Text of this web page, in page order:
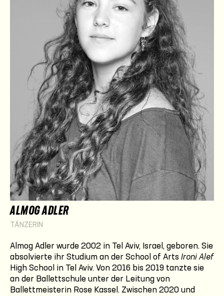
ALMOG ADLER
TÄNZERIN
Almog Adler wurde 2002 in Tel Aviv, Israel, geboren. Sie
absolvierte ihr Studium an der School of Arts Ironi Alef
High School in Tel Aviv. Von 2016 bis 2019 tanzte sie
an der Ballettschule unter der Leitung von
Ballettmeisterin Rose Kassel. Zwischen 2020 und